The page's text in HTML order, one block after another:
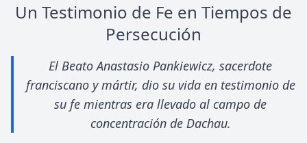
Un Testimonio de Fe en Tiempos de
Persecución
El Beato Anastasio Pankiewicz, sacerdote
franciscano y mártir, dio su vida en testimonio de
su fe mientras era llevado al campo de
concentración de Dachau.